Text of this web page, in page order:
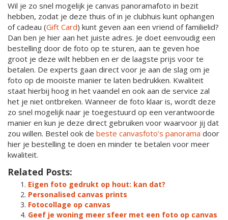
Wil je zo snel mogelijk je canvas panoramafoto in bezit
hebben, zodat je deze thuis of in je clubhuis kunt ophangen
of cadeau (Gift Card) kunt geven aan een vriend of familielid?
Dan ben je hier aan het juiste adres. Je doet eenvoudig een
bestelling door de foto op te sturen, aan te geven hoe
groot je deze wilt hebben en er de laagste prijs voor te
betalen. De experts gaan direct voor je aan de slag om je
foto op de mooiste manier te laten bedrukken. Kwaliteit
staat hierbij hoog in het vaandel en ook aan de service zal
het je niet ontbreken. Wanneer de foto klaar is, wordt deze
zo snel mogelijk naar je toegestuurd op een verantwoorde
manier en kun je deze direct gebruiken voor waarvoor jij dat
zou willen. Bestel ook de beste canvasfoto’s panorama door
hier je bestelling te doen en minder te betalen voor meer
kwaliteit.
Related Posts:
Eigen foto gedrukt op hout: kan dat?
Personalised canvas prints
Fotocollage op canvas
Geef je woning meer sfeer met een foto op canvas